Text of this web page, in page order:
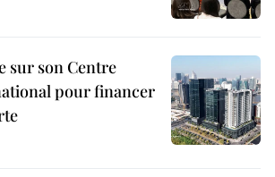
sur son Centre
pour financer